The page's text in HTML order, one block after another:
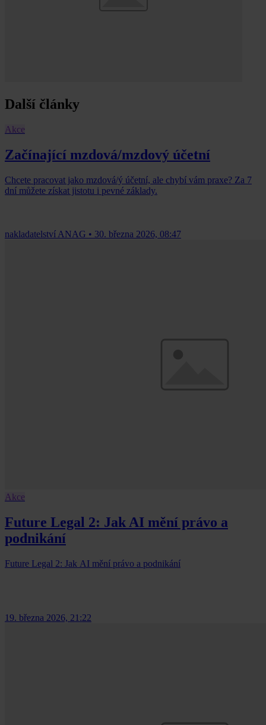
Další články
Akce
Začínající mzdová/mzdový účetní
Chcete pracovat jako mzdová/ý účetní, ale chybí vám praxe? Za 7
dní můžete získat jistotu i pevné základy.
nakladatelství ANAG • 30. března 2026, 08:47
Akce
Future Legal 2: Jak AI mění právo a
podnikání
Future Legal 2: Jak AI mění právo a podnikání
19. března 2026, 21:22